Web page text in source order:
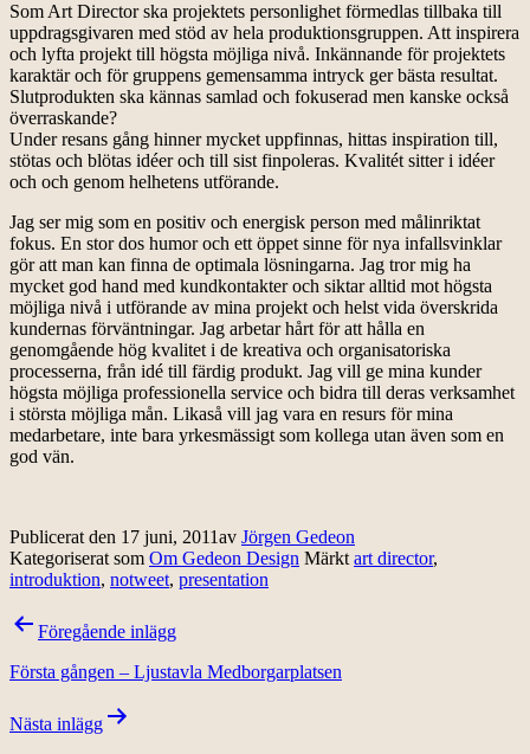
Som Art Director ska projektets personlighet förmedlas tillbaka till
uppdragsgivaren med stöd av hela produktionsgruppen. Att inspirera
och lyfta projekt till högsta möjliga nivå. Inkännande för projektets
karaktär och för gruppens gemensamma intryck ger bästa resultat.
Slutprodukten ska kännas samlad och fokuserad men kanske också
överraskande?
Under resans gång hinner mycket uppfinnas, hittas inspiration till,
stötas och blötas idéer och till sist finpoleras. Kvalitét sitter i idéer
och och genom helhetens utförande.
Jag ser mig som en positiv och energisk person med målinriktat
fokus. En stor dos humor och ett öppet sinne för nya infallsvinklar
gör att man kan finna de optimala lösningarna. Jag tror mig ha
mycket god hand med kundkontakter och siktar alltid mot högsta
möjliga nivå i utförande av mina projekt och helst vida överskrida
kundernas förväntningar. Jag arbetar hårt för att hålla en
genomgående hög kvalitet i de kreativa och organisatoriska
processerna, från idé till färdig produkt. Jag vill ge mina kunder
högsta möjliga professionella service och bidra till deras verksamhet
i största möjliga mån. Likaså vill jag vara en resurs för mina
medarbetare, inte bara yrkesmässigt som kollega utan även som en
god vän.
Publicerat den 17 juni, 2011av Jörgen Gedeon
Kategoriserat som Om Gedeon Design Märkt art director,
introduktion, notweet, presentation
Inläggsnavigering
Föregående inlägg
Första gången – Ljustavla Medborgarplatsen
Nästa inlägg